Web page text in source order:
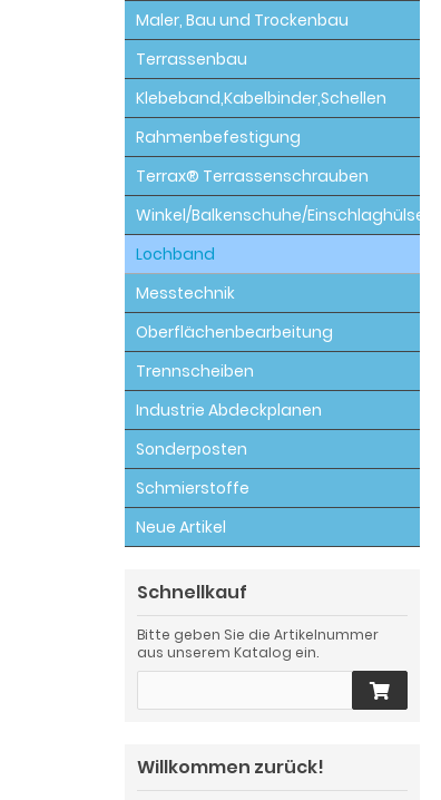
Maler, Bau und Trockenbau
Terrassenbau
Klebeband,Kabelbinder,Schellen
Rahmenbefestigung
Terrax® Terrassenschrauben
Winkel/Balkenschuhe/Einschlaghülsen
Lochband
Messtechnik
Oberflächenbearbeitung
Trennscheiben
Industrie Abdeckplanen
Sonderposten
Schmierstoffe
Neue Artikel
Schnellkauf
Bitte geben Sie die Artikelnummer
aus unserem Katalog ein.
Willkommen zurück!